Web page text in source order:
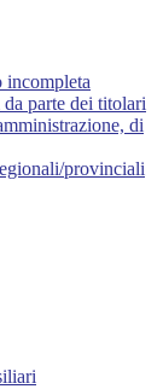
incompleta
parte dei titolari
di
provinciali